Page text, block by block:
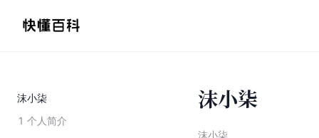
沫小柒
1 个人简介
沫小柒
沫小柒